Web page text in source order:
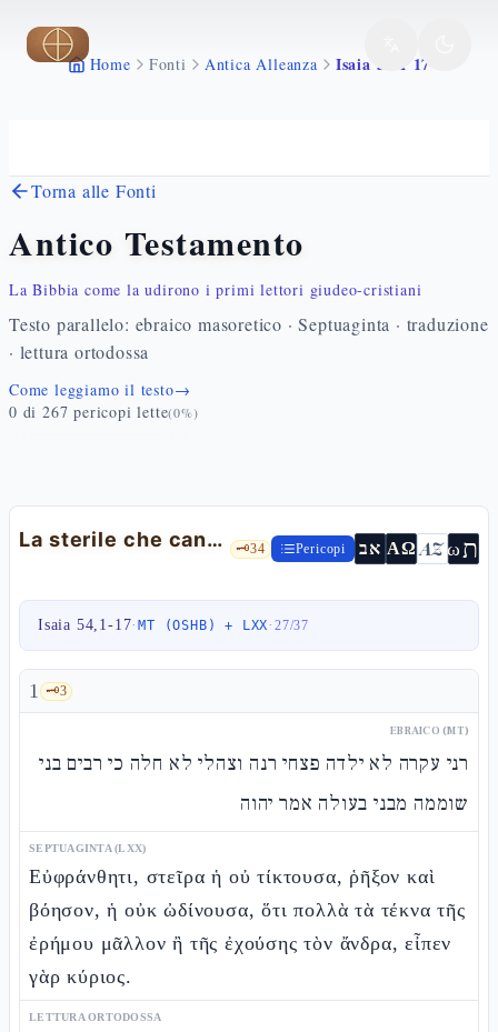
Vai al contenuto principale
Home Fonti Antica Alleanza Isaia 54 1 17
Torna alle Fonti
Antico Testamento
La Bibbia come la udirono i primi lettori giudeo-cristiani
Testo parallelo: ebraico masoretico · Septuaginta · traduzione
· lettura ortodossa
Come leggiamo il testo→
0 di 267 pericopi lette(0%)
La sterile che canta e l'alleanza di pace — Is 54,1-17 🗝️34 Pericopi אב ΑΩ AZωת
Isaia 54,1-17·MT (OSHB) + LXX·27/37
1 🗝️3
EBRAICO (MT)
רני עקרה לא ילדה פצחי רנה וצהלי לא חלה כי רבים בני
שוממה מבני בעולה אמר יהוה
SEPTUAGINTA (LXX)
Εὐφράνθητι, στεῖρα ἡ οὐ τίκτουσα, ῥῆξον καὶ
βόησον, ἡ οὐκ ὠδίνουσα, ὅτι πολλὰ τὰ τέκνα τῆς
ἐρήμου μᾶλλον ἢ τῆς ἐχούσης τὸν ἄνδρα, εἶπεν
γὰρ κύριος.
LETTURA ORTODOSSA